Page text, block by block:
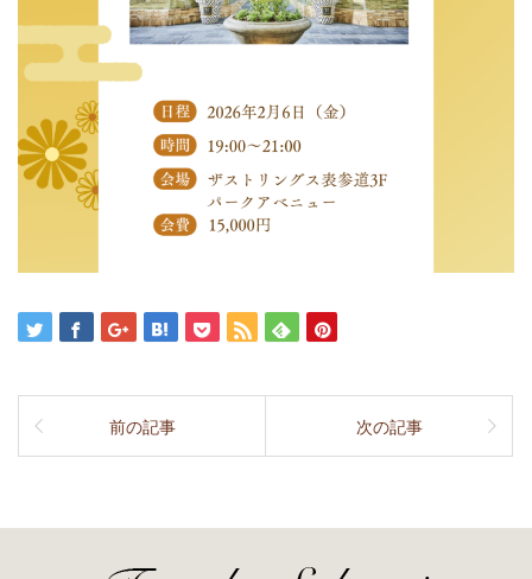
前の記事 次の記事